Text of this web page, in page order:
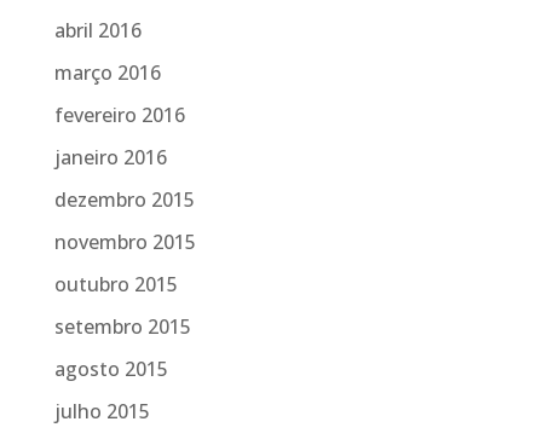
abril 2016
março 2016
fevereiro 2016
janeiro 2016
dezembro 2015
novembro 2015
outubro 2015
setembro 2015
agosto 2015
julho 2015